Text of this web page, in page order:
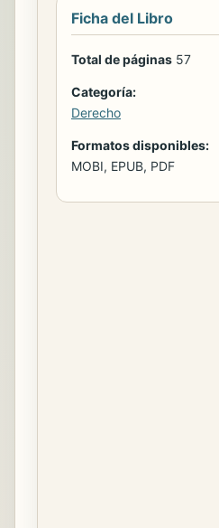
Ficha del Libro
Total de páginas 57
Categoría:
Derecho
Formatos disponibles:
MOBI, EPUB, PDF